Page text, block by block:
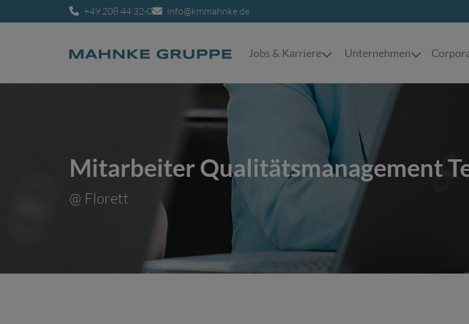
+49 208 44 32-0 info@kmmahnke.de
Jobs & Karriere Unternehmen
Mitarbeiter Qualitätsmanagement
@ Florett